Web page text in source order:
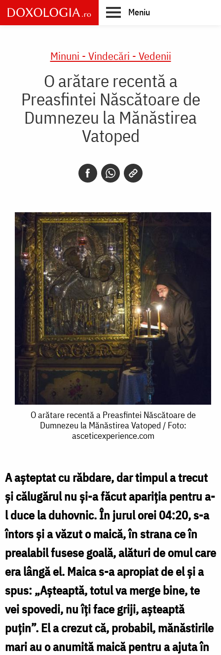
Skip
to
main
Meniu
Minuni - Vindecări - Vedenii
O arătare recentă a
Preasfintei Născătoare de
Dumnezeu la Mănăstirea
Vatoped
arătare
Preasfintei
Născătoare
de
Dumnezeu
la
Mănăstirea
Vatoped
/
Foto:
asceticexperience.com
O arătare recentă a Preasfintei Născătoare de
Dumnezeu la Mănăstirea Vatoped / Foto:
asceticexperience.com
A aşteptat cu răbdare, dar timpul a trecut
şi călugărul nu și-a făcut apariția pentru a-
l duce la duhovnic. În jurul orei 04:20, s-a
întors şi a văzut o maică, în strana ce în
prealabil fusese goală, alături de omul care
era lângă el. Maica s-a apropiat de el şi a
spus: „Așteaptă, totul va merge bine, te
vei spovedi, nu îți face griji, așteaptă
puțin”. El a crezut că, probabil, mănăstirile
mari au o anumită maică pentru a ajuta în